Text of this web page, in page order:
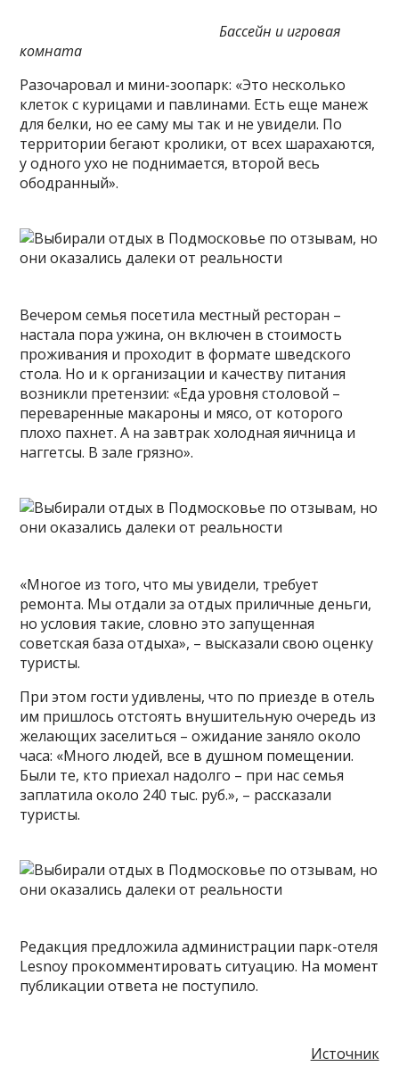
Бассейн и игровая
комната
Разочаровал и мини-зоопарк: «Это несколько
клеток с курицами и павлинами. Есть еще манеж
для белки, но ее саму мы так и не увидели. По
территории бегают кролики, от всех шарахаются,
у одного ухо не поднимается, второй весь
ободранный».
Вечером семья посетила местный ресторан –
настала пора ужина, он включен в стоимость
проживания и проходит в формате шведского
стола. Но и к организации и качеству питания
возникли претензии: «Еда уровня столовой –
переваренные макароны и мясо, от которого
плохо пахнет. А на завтрак холодная яичница и
наггетсы. В зале грязно».
«Многое из того, что мы увидели, требует
ремонта. Мы отдали за отдых приличные деньги,
но условия такие, словно это запущенная
советская база отдыха», – высказали свою оценку
туристы.
При этом гости удивлены, что по приезде в отель
им пришлось отстоять внушительную очередь из
желающих заселиться – ожидание заняло около
часа: «Много людей, все в душном помещении.
Были те, кто приехал надолго – при нас семья
заплатила около 240 тыс. руб.», – рассказали
туристы.
Редакция предложила администрации парк-отеля
Lesnoy прокомментировать ситуацию. На момент
публикации ответа не поступило.
Источник